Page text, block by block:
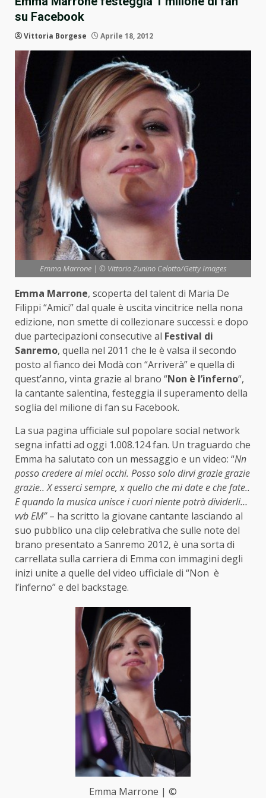
su Facebook
Vittoria Borgese Aprile 18, 2012
Emma Marrone | © Vittorio Zunino Celotto/Getty Images
Emma Marrone, scoperta del talent di Maria De
Filippi “Amici” dal quale è uscita vincitrice nella nona
edizione, non smette di collezionare successi: e dopo
due partecipazioni consecutive al Festival di
Sanremo, quella nel 2011 che le è valsa il secondo
posto al fianco dei Modà con “Arriverà” e quella di
quest’anno, vinta grazie al brano “Non è l’inferno“,
la cantante salentina, festeggia il superamento della
soglia del milione di fan su Facebook.
La sua pagina ufficiale sul popolare social network
segna infatti ad oggi 1.008.124 fan. Un traguardo che
Emma ha salutato con un messaggio e un video: “Nn
posso credere ai miei occhi. Posso solo dirvi grazie grazie
grazie.. X esserci sempre, x quello che mi date e che fate..
E quando la musica unisce i cuori niente potrà dividerli…
vvb EM”– ha scritto la giovane cantante lasciando al
suo pubblico una clip celebrativa che sulle note del
brano presentato a Sanremo 2012, è una sorta di
carrellata sulla carriera di Emma con immagini degli
inizi unite a quelle del video ufficiale di “Non è
l’inferno” e del backstage.
Emma Marrone | ©